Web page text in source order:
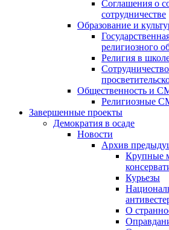
Соглашения о
сотрудничестве
Образование и
религиозного
Религия в
Общественность и
Религиозные
Завершенные проекты
Демократия в осаде
Новости
Архив
Крупные
Курьезы
О